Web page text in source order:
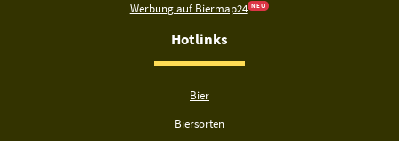
Werbung auf Biermap24 N E U
Hotlinks
Bier
Biersorten